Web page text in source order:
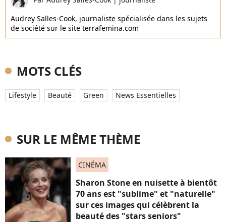
Audrey Salles-Cook, journaliste spécialisée dans les sujets
de société sur le site terrafemina.com
MOTS CLÉS
Lifestyle Beauté Green News Essentielles
SUR LE MÊME THÈME
CINÉMA
Sharon Stone en nuisette à bientôt
70 ans est "sublime" et "naturelle"
sur ces images qui célèbrent la
beauté des "stars seniors"